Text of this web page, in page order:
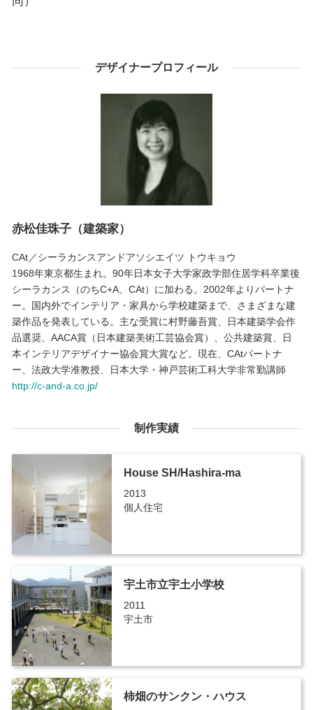
デザイナープロフィール
赤松佳珠子（建築家）
CAt／シーラカンスアンドアソシエイツ トウキョウ
1968年東京都生まれ。90年日本女子大学家政学部住居学科卒業後
シーラカンス（のちC+A、CAt）に加わる。2002年よりパートナ
ー。国内外でインテリア・家具から学校建築まで、さまざまな建
築作品を発表している。主な受賞に村野藤吾賞、日本建築学会作
品選奨、AACA賞（日本建築美術工芸協会賞）、公共建築賞、日
本インテリアデザイナー協会賞大賞など。現在、CAtパートナ
ー、法政大学准教授、日本大学・神戸芸術工科大学非常勤講師
http://c-and-a.co.jp/
制作実績
House SH/Hashira-ma
2013
個人住宅
宇土市立宇土小学校
2011
宇土市
柿畑のサンクン・ハウス